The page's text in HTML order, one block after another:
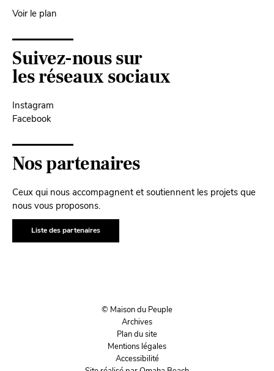
Voir le plan
Suivez-nous sur
les réseaux sociaux
Instagram
Facebook
Nos partenaires
Ceux qui nous accompagnent et soutiennent les projets que
nous vous proposons.
Liste des partenaires
© Maison du Peuple
Archives
Plan du site
Mentions légales
Accessibilité